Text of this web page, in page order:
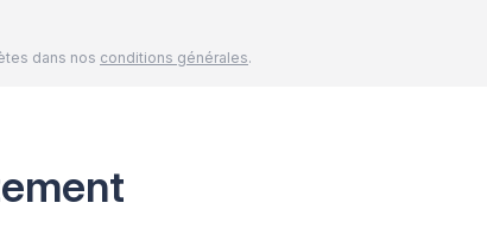
dans nos conditions générales.